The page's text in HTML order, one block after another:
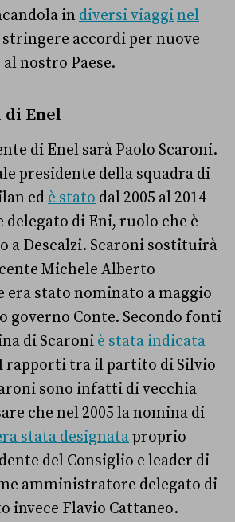
in diversi viagginel
accordi per nuove
nostro Paese.
Enel
di Enel sarà Paolo Scaroni.
presidente della squadra di
ed è stato dal 2005 al 2014
di Eni, ruolo che è
a Descalzi. Scaroni sostituirà
Michele Alberto
era stato nominato a maggio
governo Conte. Secondo fonti
di Scaroni è stata indicata
rapporti tra il partito di Silvio
sono infatti di vecchia
che nel 2005 la nomina di
stata designataproprio
del Consiglio e leader di
amministratore delegato di
invece Flavio Cattaneo.